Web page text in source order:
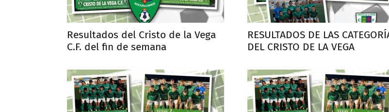
Resultados del Cristo de la Vega
C.F. del fin de semana
RESULTADOS DE LAS
DEL CRISTO DE LA VEGA